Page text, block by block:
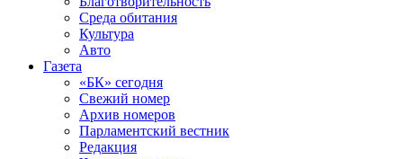
Среда обитания
Культура
Авто
Газета
«БК» сегодня
Свежий номер
Архив номеров
Парламентский вестник
Редакция